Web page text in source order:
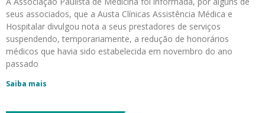
seus associados, que a Austa Clínicas Assistência Médica e
Hospitalar divulgou nota a seus prestadores de serviços
suspendendo, temporariamente, a redução de honorários
médicos que havia sido estabelecida em novembro do ano
passado
Saiba mais